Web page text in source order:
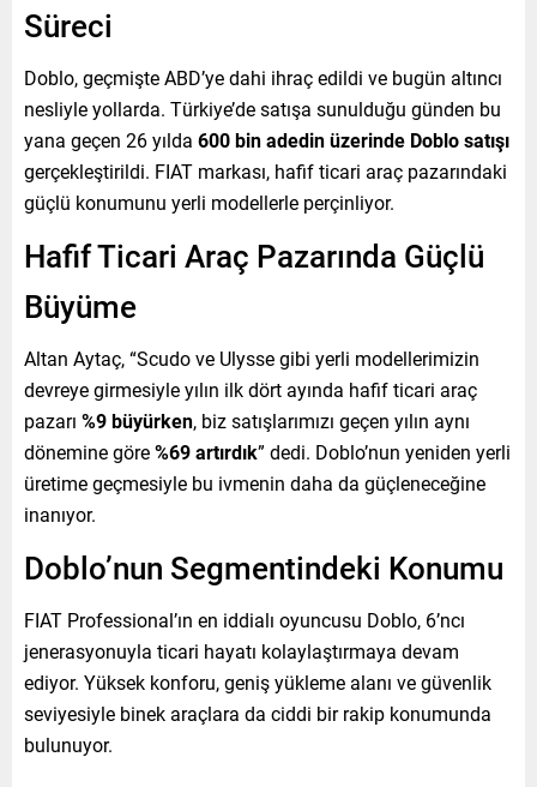
Süreci
Doblo, geçmişte ABD’ye dahi ihraç edildi ve bugün altıncı
nesliyle yollarda. Türkiye’de satışa sunulduğu günden bu
yana geçen 26 yılda 600 bin adedin üzerinde Doblo satışı
gerçekleştirildi. FIAT markası, hafif ticari araç pazarındaki
güçlü konumunu yerli modellerle perçinliyor.
Hafif Ticari Araç Pazarında Güçlü
Büyüme
Altan Aytaç, “Scudo ve Ulysse gibi yerli modellerimizin
devreye girmesiyle yılın ilk dört ayında hafif ticari araç
pazarı %9 büyürken, biz satışlarımızı geçen yılın aynı
dönemine göre%69 artırdık” dedi. Doblo’nun yeniden yerli
üretime geçmesiyle bu ivmenin daha da güçleneceğine
inanıyor.
Doblo’nun Segmentindeki Konumu
FIAT Professional’ın en iddialı oyuncusu Doblo, 6’ncı
jenerasyonuyla ticari hayatı kolaylaştırmaya devam
ediyor. Yüksek konforu, geniş yükleme alanı ve güvenlik
seviyesiyle binek araçlara da ciddi bir rakip konumunda
bulunuyor.